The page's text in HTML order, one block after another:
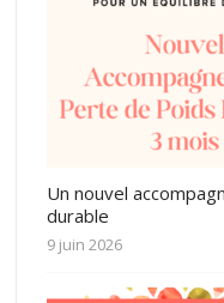
Un nouvel
durable
9 juin 2026